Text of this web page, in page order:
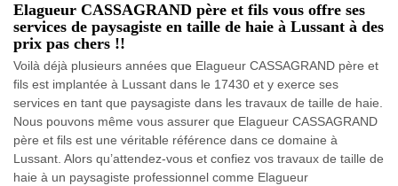
Elagueur CASSAGRAND père et fils vous offre ses
services de paysagiste en taille de haie à Lussant à des
prix pas chers !!
Voilà déjà plusieurs années que Elagueur CASSAGRAND père et
fils est implantée à Lussant dans le 17430 et y exerce ses
services en tant que paysagiste dans les travaux de taille de haie.
Nous pouvons même vous assurer que Elagueur CASSAGRAND
père et fils est une véritable référence dans ce domaine à
Lussant. Alors qu’attendez-vous et confiez vos travaux de taille de
haie à un paysagiste professionnel comme Elagueur